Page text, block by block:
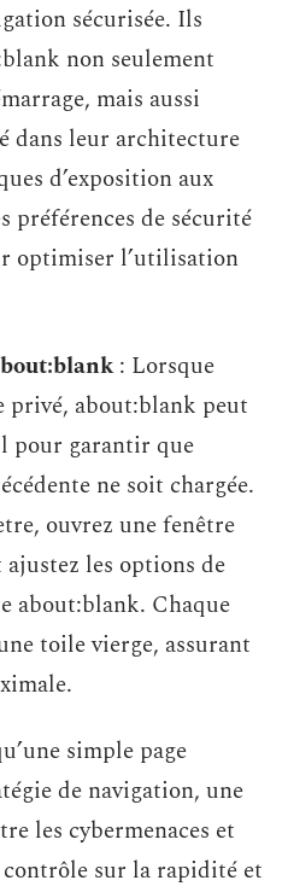
sécurisée. Ils
non seulement
mais aussi
dans leur architecture
d’exposition aux
préférences de sécurité
optimiser l’utilisation
: Lorsque
privé, about:blank peut
pour garantir que
ne soit chargée.
ouvrez une fenêtre
les options de
about:blank. Chaque
toile vierge, assurant
simple page
de navigation, une
les cybermenaces et
sur la rapidité et